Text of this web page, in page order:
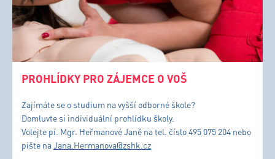
PROHLÍDKY PRO ZÁJEMCE O VOŠ
Zajímáte se o studium na vyšší odborné škole?
Domluvte si individuální prohlídku školy.
Volejte pí. Mgr. Heřmanové Janě na tel. číslo 495 075 204 nebo
pište naJana.Hermanova@zshk.cz